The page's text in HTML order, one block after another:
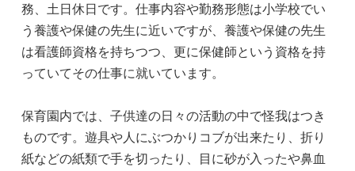
務、土日休日です。仕事内容や勤務形態は小学校でい
う養護や保健の先生に近いですが、養護や保健の先生
は看護師資格を持ちつつ、更に保健師という資格を持
っていてその仕事に就いています。
保育園内では、子供達の日々の活動の中で怪我はつき
ものです。遊具や人にぶつかりコブが出来たり、折り
紙などの紙類で手を切ったり、目に砂が入ったや鼻血